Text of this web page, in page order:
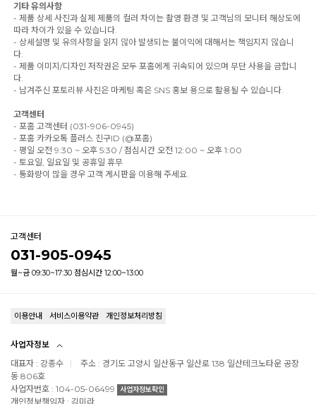
기타 유의사항
- 제품 상세 사진과 실제 제품의 컬러 차이는 촬영 환경 및 고객님의 모니터 해상도에
따라 차이가 있을 수 있습니다.
- 상세설명 및 유의사항을 읽지 않아 발생되는 불이익에 대해서는 책임지지 않습니
다.
- 제품 이미지/디자인 저작권은 모두 포홈에게 귀속되어 있으며 무단 사용을 금합니
다.
- 남겨주신 포토리뷰 사진은 마케팅 혹은 SNS 홍보 용으로 활용될 수 있습니다.
고객센터
- 포홈 고객센터 (031-906-0945)
- 포홈 카카오톡 플러스 친구ID (@포홈)
- 평일 오전 9:30 ~ 오후 5:30 / 점심시간 오전 12:00 ~ 오후 1:00
- 토요일, 일요일 및 공휴일 휴무
- 통화량이 많을 경우 고객 게시판을 이용해 주세요.
고객센터
031-905-0945
월~금 09:30~17:30 점심시간 12:00~13:00
이용안내 서비스이용약관 개인정보처리방침
사업자정보
대표자 : 강종수
주소 : 경기도 고양시 일산동구 일산로 138 일산테크노타운 공장
동 806호
사업자번호 : 104-05-06499
사업자정보확인
개인정보책임자 : 김미라